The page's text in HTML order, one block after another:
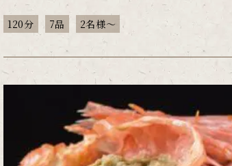
120分 7品 2名様～